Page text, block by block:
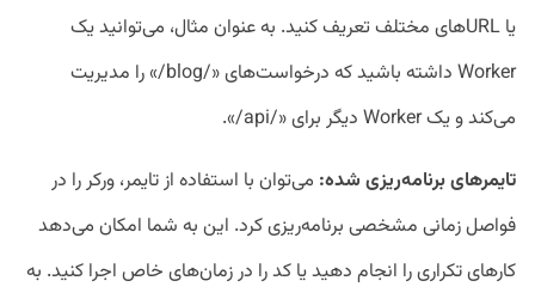
یا URL‌های مختلف تعریف کنید. به عنوان مثال، می‌توانید یک
Worker داشته باشید که درخواست‌های «/blog/» را مدیریت
می‌کند و یک Worker دیگر برای «/api/».
تایمرهای برنامه‌ریزی شده: می‌توان با استفاده از تایمر، ورکر را در
فواصل زمانی مشخصی برنامه‌ریزی کرد. این به شما امکان می‌دهد
کارهای تکراری را انجام دهید یا کد را در زمان‌های خاص اجرا کنید. به